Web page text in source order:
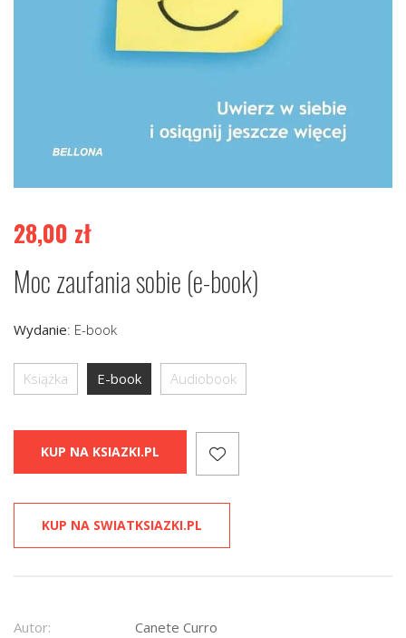
28,00 zł
Moc zaufania sobie (e-book)
Wydanie: E-book
Książka E-book Audiobook
KUP NA KSIAZKI.PL
KUP NA SWIATKSIAZKI.PL
Autor: Canete Curro